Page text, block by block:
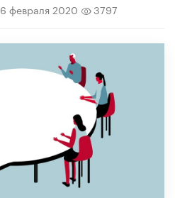
6 февраля 2020 3797